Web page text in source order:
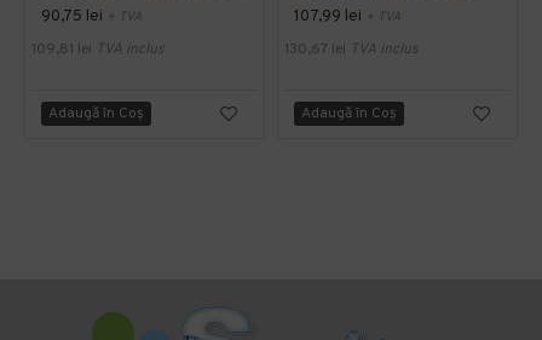
90,75 lei + TVA
109,81 lei TVA inclus
Adaugă în Coş
107,99 lei + TVA
130,67 lei TVA inclus
Adaugă în Coş